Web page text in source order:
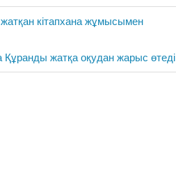
кітапхана жұмысымен
Құранды жатқа оқудан жарыс өтеді